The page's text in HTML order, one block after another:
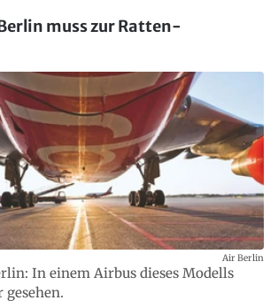
muss zur Ratten-
In einem Airbus dieses Modells
gesehen.
Air Berlin